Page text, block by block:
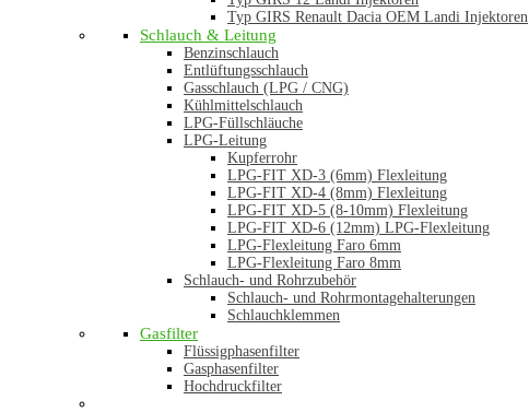
Typ GIRS Renault Dacia OEM Landi Injektoren
Schlauch & Leitung
Benzinschlauch
Entlüftungsschlauch
Gasschlauch (LPG / CNG)
Kühlmittelschlauch
LPG-Füllschläuche
LPG-Leitung
Kupferrohr
LPG-FIT XD-3 (6mm) Flexleitung
LPG-FIT XD-4 (8mm) Flexleitung
LPG-FIT XD-5 (8-10mm) Flexleitung
LPG-FIT XD-6 (12mm) LPG-Flexleitung
LPG-Flexleitung Faro 6mm
LPG-Flexleitung Faro 8mm
Schlauch- und Rohrzubehör
Schlauch- und Rohrmontagehalterungen
Schlauchklemmen
Gasfilter
Flüssigphasenfilter
Gasphasenfilter
Hochdruckfilter